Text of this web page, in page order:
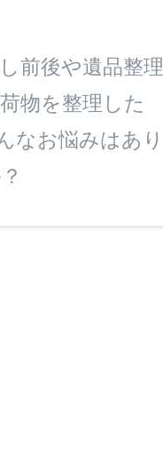
し前後や遺品整理
物を整理した
なお悩みはあり